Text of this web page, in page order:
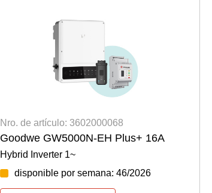
Nro. de artículo: 3602000068
Goodwe GW5000N-EH Plus+ 16A
Hybrid Inverter 1~
disponible por semana: 46/2026